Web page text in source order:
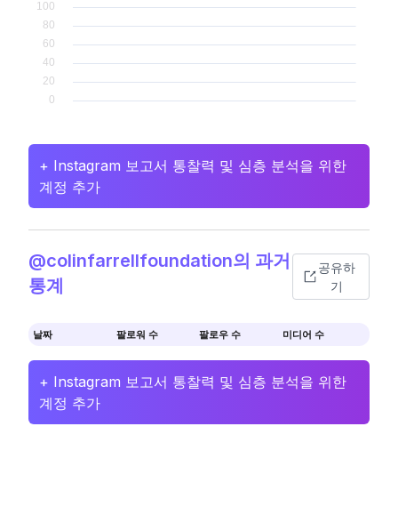
+ Instagram 보고서 통찰력 및 심층 분석을 위한
계정 추가
@colinfarrellfoundation의 과거
통계
공유하
기
날짜 팔로워 수 팔로우 수 미디어 수
+ Instagram 보고서 통찰력 및 심층 분석을 위한
계정 추가